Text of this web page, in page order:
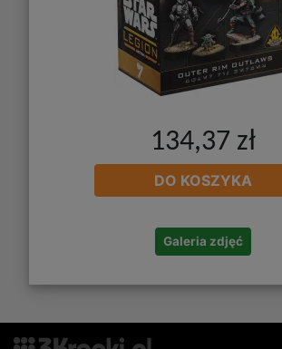
134,37 zł
DO KOSZYKA
Galeria zdjęć